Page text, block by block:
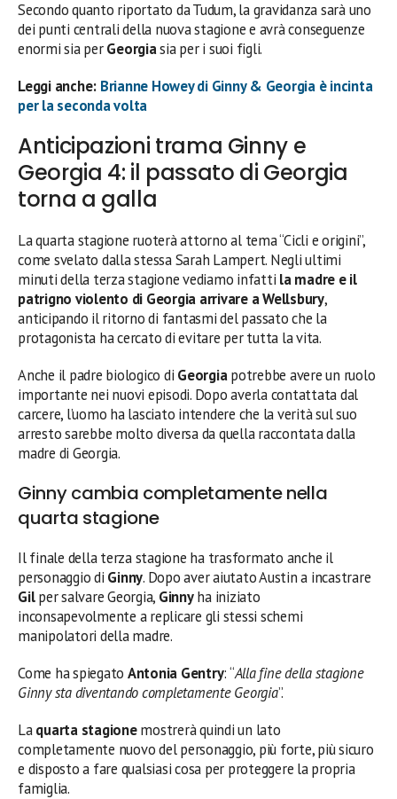
Secondo quanto riportato da Tudum, la gravidanza sarà uno
dei punti centrali della nuova stagione e avrà conseguenze
enormi sia perGeorgiasia per i suoi figli.
Leggi anche: Brianne Howey di Ginny & Georgia è incinta
per la seconda volta
Anticipazioni trama Ginny e
Georgia 4: il passato di Georgia
torna a galla
La quarta stagione ruoterà attorno al tema “Cicli e origini”,
come svelato dalla stessa Sarah Lampert. Negli ultimi
minuti della terza stagione vediamo infatti la madre e il
patrigno violento di Georgia arrivare a Wellsbury,
anticipando il ritorno di fantasmi del passato che la
protagonista ha cercato di evitare per tutta la vita.
Anche il padre biologico di Georgiapotrebbe avere un ruolo
importante nei nuovi episodi. Dopo averla contattata dal
carcere, l’uomo ha lasciato intendere che la verità sul suo
arresto sarebbe molto diversa da quella raccontata dalla
madre di Georgia.
Ginny cambia completamente nella
quarta stagione
Il finale della terza stagione ha trasformato anche il
personaggio di Ginny. Dopo aver aiutato Austin a incastrare
Gilper salvare Georgia, Ginnyha iniziato
inconsapevolmente a replicare gli stessi schemi
manipolatori della madre.
Come ha spiegato Antonia Gentry: “Alla fine della stagione
Ginny sta diventando completamente Georgia”.
Laquarta stagionemostrerà quindi un lato
completamente nuovo del personaggio, più forte, più sicuro
e disposto a fare qualsiasi cosa per proteggere la propria
famiglia.